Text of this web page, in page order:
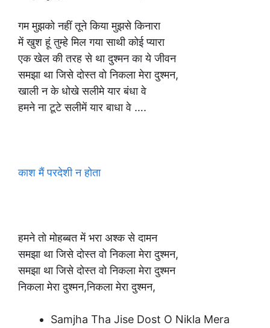
गम मुझको नहीं तूने किया मुझसे किनारा
में खुश हूं तुम्हे मिल गया साथी कोई प्यारा
एक खेल की तरह से था दुश्मन का ये जीवन
समझा था जिसे दोस्त वो निकला मेरा दुश्मन,
खाली न के धोखे सलीमे यार बंधा वे
हमने ना टूटे सलीमें यार बाधा वे ….
काश मैं परदेशी न होता
हमने तो मोहब्बत में भरा अश्क से दामन
समझा था जिसे दोस्त वो निकला मेरा दुश्मन,
समझा था जिसे दोस्त वो निकला मेरा दुश्मन
निकला मेरा दुश्मन,निकला मेरा दुश्मन,
Samjha Tha Jise Dost O Nikla Mera